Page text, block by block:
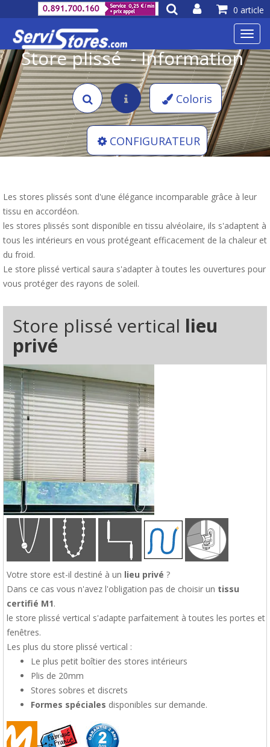
Store plissé - Information
Coloris
CONFIGURATEUR
Les stores plissés sont d'une élégance incomparable grâce à leur
tissu en accordéon.
les stores plissés sont disponible en tissu alvéolaire, ils s'adaptent à
tous les intérieurs en vous protégeant efficacement de la chaleur et
du froid.
Le store plissé vertical saura s'adapter à toutes les ouvertures pour
vous protéger des rayons de soleil.
Store plissé vertical lieu
privé
Votre store est-il destiné à un lieu privé ?
Dans ce cas vous n'avez l'obligation pas de choisir un tissu
certifié M1.
le store plissé vertical s'adapte parfaitement à toutes les portes et
fenêtres.
Les plus du store plissé vertical :
Le plus petit boîtier des stores intérieurs
Plis de 20mm
Stores sobres et discrets
Formes spéciales disponibles sur demande.
0 article